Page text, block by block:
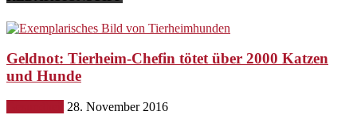
Geldnot: Tierheim-Chefin tötet über 2000 Katzen
und Hunde
28. November 2016